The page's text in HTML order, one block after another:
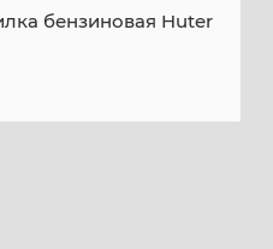
бензиновая Huter